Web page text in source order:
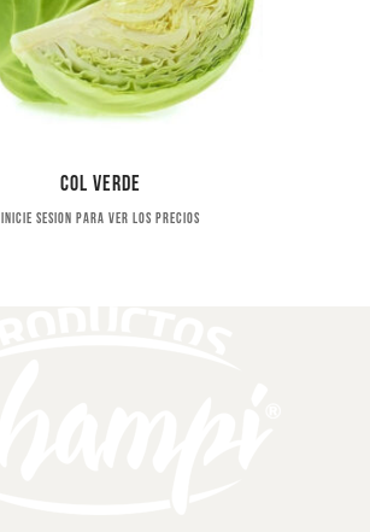
Col verde
Inicie sesion para ver los precios